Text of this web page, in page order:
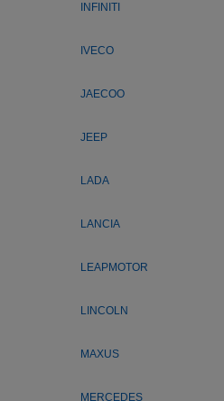
INFINITI
IVECO
JAECOO
JEEP
LADA
LANCIA
LEAPMOTOR
LINCOLN
MAXUS
MERCEDES